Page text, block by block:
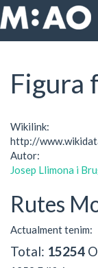
Vés al contingut
Inici Figura
Figura
Wikilink:
http://
Autor:
Josep Llimona i
Rutes
Actualment tenim:
Total: 15254